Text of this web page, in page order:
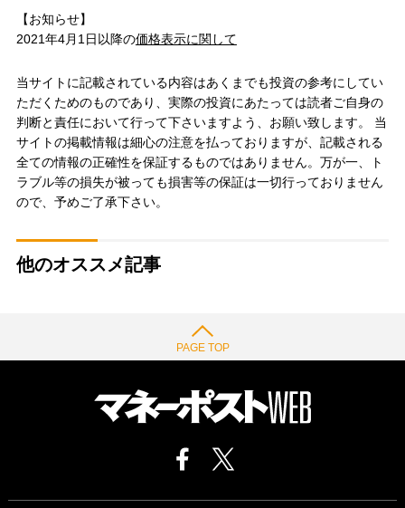
【お知らせ】
2021年4月1日以降の価格表示に関して
当サイトに記載されている内容はあくまでも投資の参考にしてい
ただくためのものであり、実際の投資にあたっては読者ご自身の
判断と責任において行って下さいますよう、お願い致します。 当
サイトの掲載情報は細心の注意を払っておりますが、記載される
全ての情報の正確性を保証するものではありません。万が一、ト
ラブル等の損失が被っても損害等の保証は一切行っておりません
ので、予めご了承下さい。
他のオススメ記事
PAGE TOP